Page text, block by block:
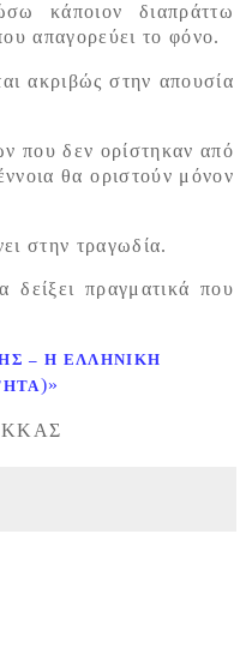
κάποιον διαπράττω
απαγορεύει το φόνο.
ακριβώς στην απουσία
που δεν ορίστηκαν από
θα οριστούν μόνον
στην τραγωδία.
πραγματικά που
– Η ΕΛΛΗΝΙΚΗ
)»